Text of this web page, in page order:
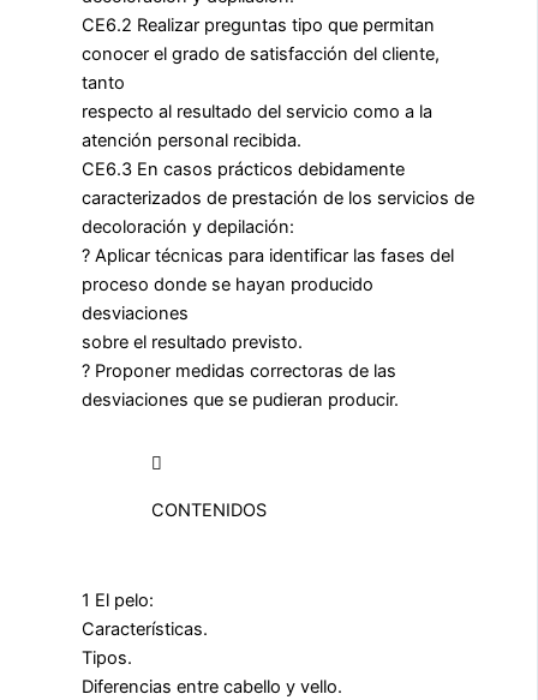
CE6.2 Realizar preguntas tipo que permitan
conocer el grado de satisfacción del cliente,
tanto
respecto al resultado del servicio como a la
atención personal recibida.
CE6.3 En casos prácticos debidamente
caracterizados de prestación de los servicios de
decoloración y depilación:
? Aplicar técnicas para identificar las fases del
proceso donde se hayan producido
desviaciones
sobre el resultado previsto.
? Proponer medidas correctoras de las
desviaciones que se pudieran producir.
CONTENIDOS
1 El pelo:
Características.
Tipos.
Diferencias entre cabello y vello.